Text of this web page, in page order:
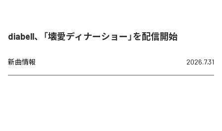
diabell、「壊愛ディナーショー」を配信開始
新曲情報 2026.7.31